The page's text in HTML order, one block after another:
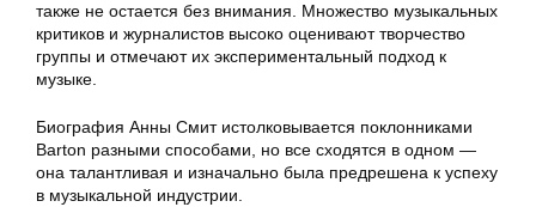
также не остается без внимания. Множество музыкальных
критиков и журналистов высоко оценивают творчество
группы и отмечают их экспериментальный подход к
музыке.
Биография Анны Смит истолковывается поклонниками
Barton разными способами, но все сходятся в одном —
она талантливая и изначально была предрешена к успеху
в музыкальной индустрии.